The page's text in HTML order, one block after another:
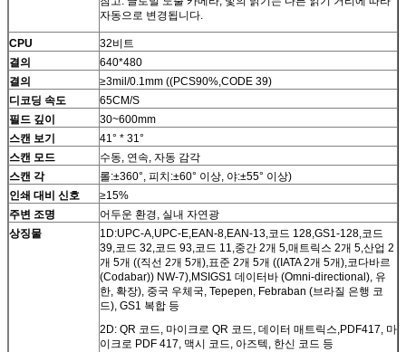
자동으로 변경됩니다.
CPU
32비트
결의
640*480
결의
≥3mil/0.1mm ((PCS90%,CODE 39)
디코딩 속도
65CM/S
필드 깊이
30~600mm
스캔 보기
41° * 31°
스캔 모드
수동, 연속, 자동 감각
스캔 각
롤:±360°, 피치:±60° 이상, 야:±55° 이상)
인쇄 대비 신호
≥15%
주변 조명
어두운 환경, 실내 자연광
상징물
1D:UPC-A,UPC-E,EAN-8,EAN-13,코드 128,GS1-128,코드
39,코드 32,코드 93,코드 11,중간 2개 5,매트릭스 2개 5,산업 2
개 5개 ((직선 2개 5개),표준 2개 5개 ((IATA 2개 5개),코다바르
(Codabar)) NW-7),MSIGS1 데이터바 (Omni-directional), 유
한, 확장), 중국 우체국, Tepepen, Febraban (브라질 은행 코
드), GS1 복합 등
2D: QR 코드, 마이크로 QR 코드, 데이터 매트릭스,PDF417, 마
이크로 PDF 417, 맥시 코드, 아즈텍, 한신 코드 등